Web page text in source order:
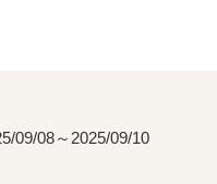
09/08～2025/09/10